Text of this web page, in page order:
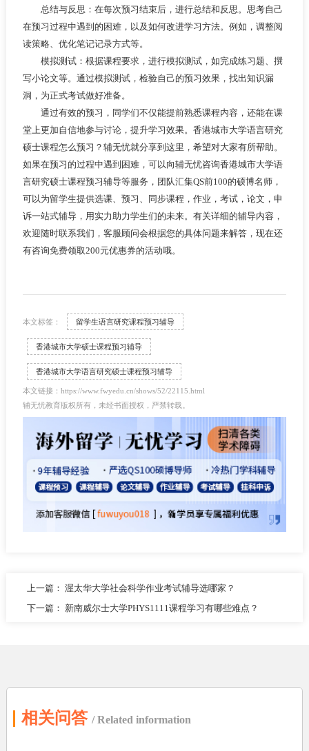
总结与反思：在每次预习结束后，进行总结和反思。思考自己
在预习过程中遇到的困难，以及如何改进学习方法。例如，调整阅
读策略、优化笔记记录方式等。
模拟测试：根据课程要求，进行模拟测试，如完成练习题、撰
写小论文等。通过模拟测试，检验自己的预习效果，找出知识漏
洞，为正式考试做好准备。
通过有效的预习，同学们不仅能提前熟悉课程内容，还能在课
堂上更加自信地参与讨论，提升学习效果。香港城市大学语言研究
硕士课程怎么预习？辅无忧就分享到这里，希望对大家有所帮助。
如果在预习的过程中遇到困难，可以向辅无忧咨询香港城市大学语
言研究硕士课程预习辅导等服务，团队汇集QS前100的硕博名师，
可以为留学生提供选课、预习、同步课程，作业，考试，论文，申
诉一站式辅导，用实力助力学生们的未来。有关详细的辅导内容，
欢迎随时联系我们，客服顾问会根据您的具体问题来解答，现在还
有咨询免费领取200元优惠券的活动哦。
本文标签： 留学生语言研究课程预习辅导
香港城市大学硕士课程预习辅导
香港城市大学语言研究硕士课程预习辅导
本文链接：https://www.fwyedu.cn/shows/52/22115.html
辅无忧教育版权所有，未经书面授权，严禁转载。
上一篇： 渥太华大学社会科学作业考试辅导选哪家？
下一篇： 新南威尔士大学PHYS1111课程学习有哪些难点？
相关问答 / Related information